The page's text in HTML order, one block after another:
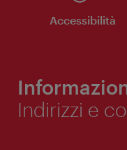
Accessibilità
Indirizzi e